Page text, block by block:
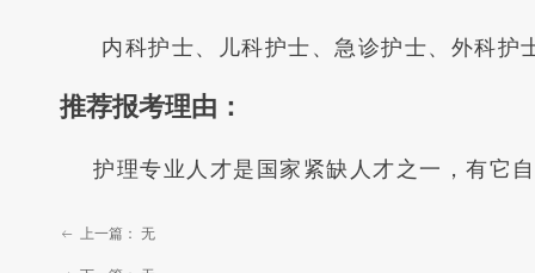
内科护士、儿科护士、急诊护士、外科护
推荐报考理由 ：
护理专业人才是国家紧缺人才之一，有它
ꂃ 上一篇： 无